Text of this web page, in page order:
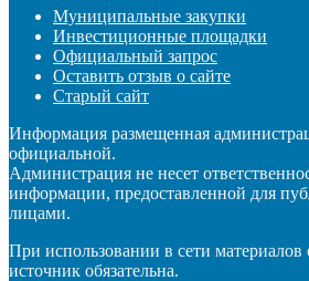
Муниципальные закупки
Инвестиционные площадки
Официальный запрос
Оставить отзыв о сайте
Старый сайт
Информация размещенная
официальной.
Администрация не несет
информации, предоставленной для
лицами.
При использовании в сети материалов
источник обязательна.